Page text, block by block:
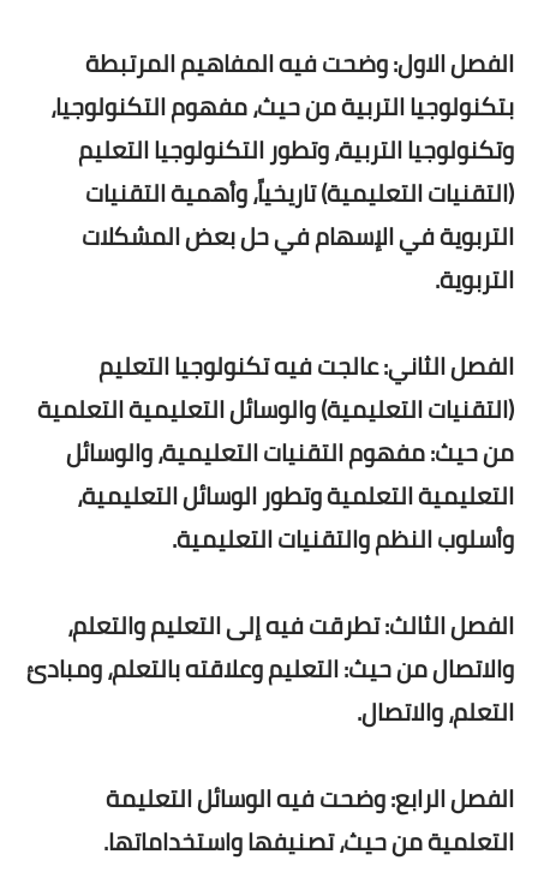
الفصل الاول: وضحت فيه المفاهيم المرتبطة
بتكنولوجيا التربية من حيث، مفهوم التكنولوجيا،
وتكنولوجيا التربية، وتطور التكنولوجيا التعليم
(التقنيات التعليمية) تاريخياً، وأهمية التقنيات
التربوية في الإسهام في حل بعض المشكلات
التربوية.
الفصل الثاني: عالجت فيه تكنولوجيا التعليم
(التقنيات التعليمية) والوسائل التعليمية التعلمية
من حيث: مفهوم التقنيات التعليمية، والوسائل
التعليمية التعلمية وتطور الوسائل التعليمية،
وأسلوب النظم والتقنيات التعليمية.
الفصل الثالث: تطرقت فيه إلى التعليم والتعلم،
والاتصال من حيث: التعليم وعلاقته بالتعلم، ومبادئ
التعلم، والاتصال.
الفصل الرابع: وضحت فيه الوسائل التعليمة
التعلمية من حيث، تصنيفها واستخداماتها.